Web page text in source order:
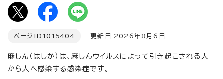
ページID 1015404 更新日 2026年8月6日
麻しん（はしか）は、麻しんウイルスによって引き起こされる人
から人へ感染する感染症です。